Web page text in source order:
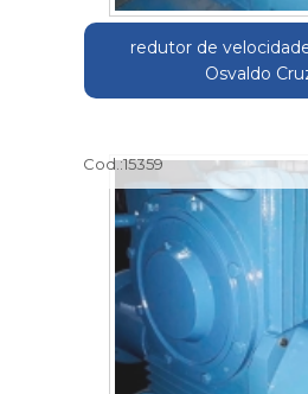
redutor de
Osvaldo
Cod.:15359